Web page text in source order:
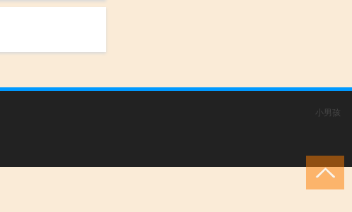
小男孩